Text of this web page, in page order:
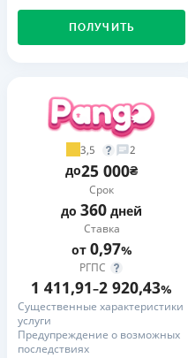
ПОЛУЧИТЬ
3,5 2
до25 000₴
Срок
до 360 дней
Ставка
от 0,97%
РГПС
1 411,91–2 920,43%
Существенные характеристики
услуги
Предупреждение о возможных
последствиях